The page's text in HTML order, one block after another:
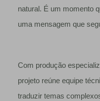
natural. É um momento
uma mensagem que
Com produção
projeto reúne equipe
traduzir temas